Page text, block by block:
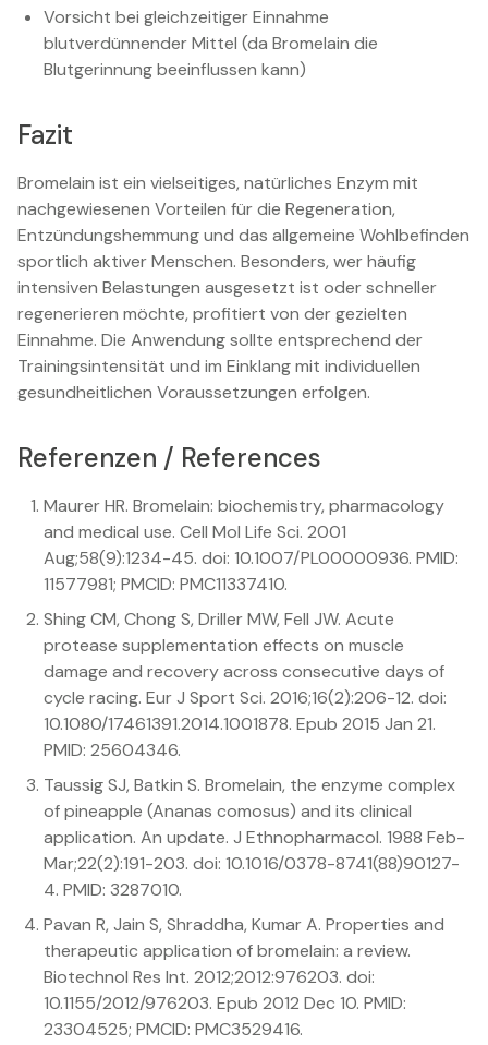
Vorsicht bei gleichzeitiger Einnahme
blutverdünnender Mittel (da Bromelain die
Blutgerinnung beeinflussen kann)
Fazit
Bromelain ist ein vielseitiges, natürliches Enzym mit
nachgewiesenen Vorteilen für die Regeneration,
Entzündungshemmung und das allgemeine Wohlbefinden
sportlich aktiver Menschen. Besonders, wer häufig
intensiven Belastungen ausgesetzt ist oder schneller
regenerieren möchte, profitiert von der gezielten
Einnahme. Die Anwendung sollte entsprechend der
Trainingsintensität und im Einklang mit individuellen
gesundheitlichen Voraussetzungen erfolgen.
Referenzen / References
Maurer HR. Bromelain: biochemistry, pharmacology
and medical use. Cell Mol Life Sci. 2001
Aug;58(9):1234-45. doi: 10.1007/PL00000936. PMID:
11577981; PMCID: PMC11337410.
Shing CM, Chong S, Driller MW, Fell JW. Acute
protease supplementation effects on muscle
damage and recovery across consecutive days of
cycle racing. Eur J Sport Sci. 2016;16(2):206-12. doi:
10.1080/17461391.2014.1001878. Epub 2015 Jan 21.
PMID: 25604346.
Taussig SJ, Batkin S. Bromelain, the enzyme complex
of pineapple (Ananas comosus) and its clinical
application. An update. J Ethnopharmacol. 1988 Feb-
Mar;22(2):191-203. doi: 10.1016/0378-8741(88)90127-
4. PMID: 3287010.
Pavan R, Jain S, Shraddha, Kumar A. Properties and
therapeutic application of bromelain: a review.
Biotechnol Res Int. 2012;2012:976203. doi:
10.1155/2012/976203. Epub 2012 Dec 10. PMID:
23304525; PMCID: PMC3529416.